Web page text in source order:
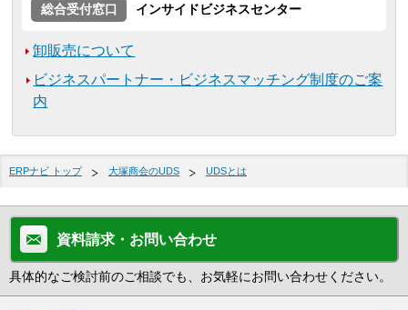
総合受付窓口
インサイドビジネスセンター
卸販売について
ビジネスパートナー・ビジネスマッチング制度のご案
内
ERPナビ トップ 大塚商会のUDS UDSとは
資料請求・お問い合わせ
具体的なご検討前のご相談でも、お気軽にお問い合わせください。